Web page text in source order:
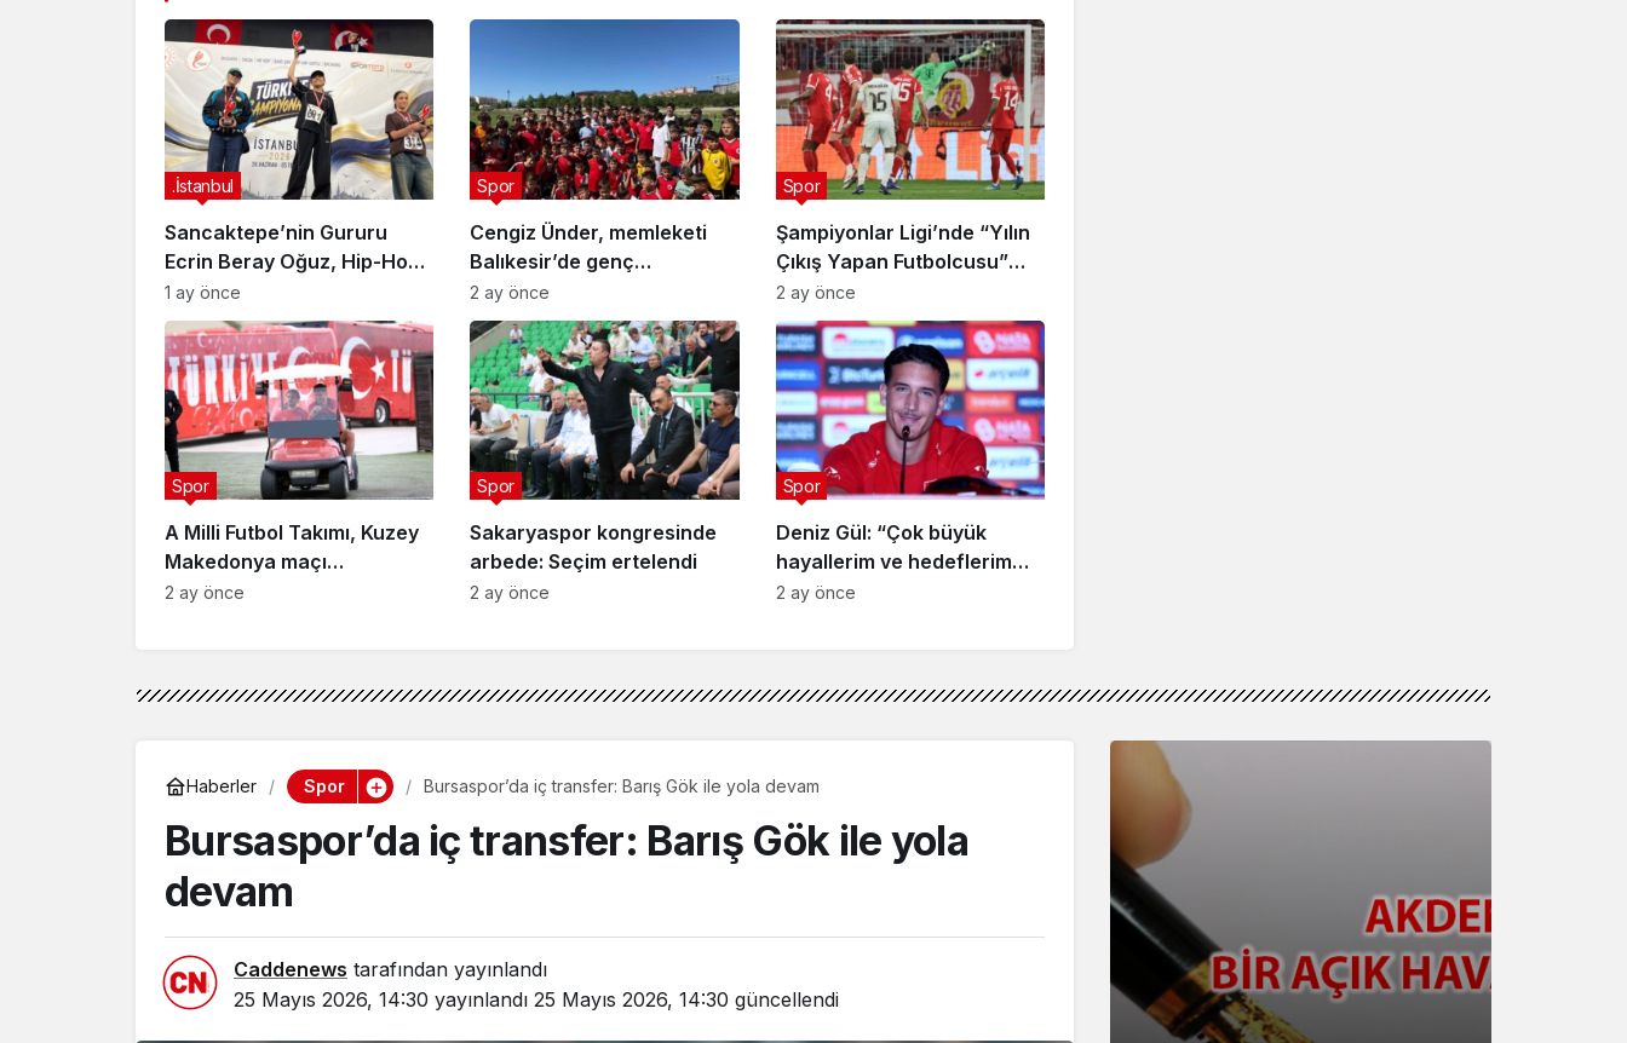
Sancaktepe’nin Gururu
Ecrin Beray Oğuz, Hip-Hop
Türkiye Şampiyonu Olarak
Zirveye Çıktı
.İstanbul
1 ay önce
Cengiz Ünder, memleketi
Balıkesir’de genç
sporcularla buluştu
Spor
2 ay önce
Şampiyonlar Ligi’nde “Yılın
Çıkış Yapan Futbolcusu”
Arda Güler
Spor
2 ay önce
A Milli Futbol Takımı, Kuzey
Makedonya maçı
hazırlıklarını tamamladı
Spor
2 ay önce
Sakaryaspor kongresinde
arbede: Seçim ertelendi
Spor
2 ay önce
Deniz Gül: “Çok büyük
hayallerim ve hedeflerim
var”
Spor
2 ay önce
Haberler Spor Bursaspor’da iç transfer: Barış Gök ile yola devam
Bursaspor’da iç transfer: Barış Gök ile yola
devam
Caddenews tarafından yayınlandı
25 Mayıs 2026, 14:30 yayınlandı 25 Mayıs 2026, 14:30 güncellendi Genel
15 Temmuz’da